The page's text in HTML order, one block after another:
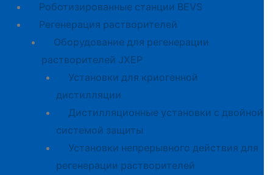
Роботизированные станции BEVS
Регенерация растворителей
Оборудование для регенерации
растворителей JXEP
Установки для криогенной
дистилляции
Дистилляционные установки с двойной
системой защиты
Установки непрерывного действия для
регенерации растворителей